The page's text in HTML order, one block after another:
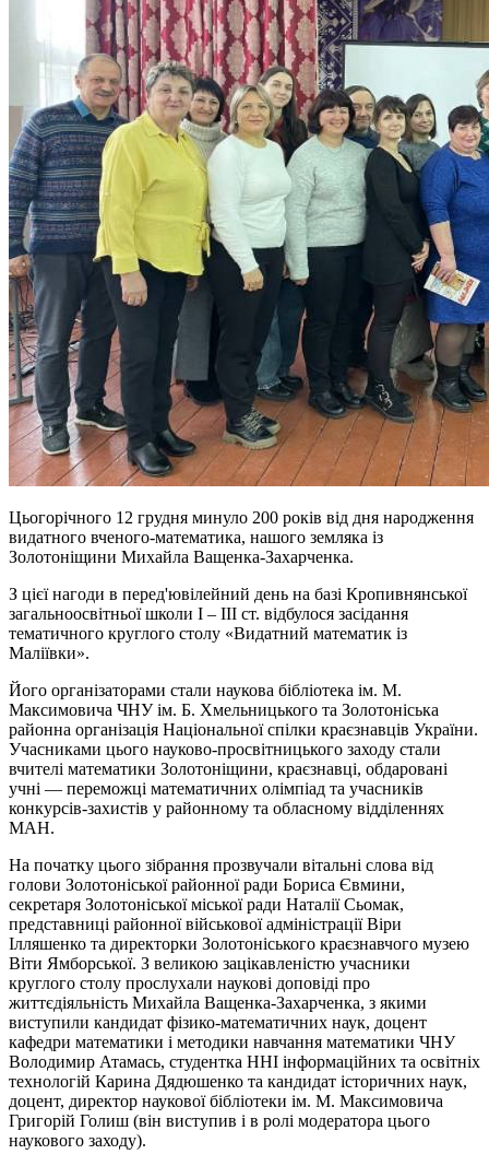
Цьогорічного 12 грудня минуло 200 років від дня народження
видатного вченого-математика, нашого земляка із
Золотоніщини Михайла Ващенка-Захарченка.
З цієї нагоди в перед'ювілейний день на базі Кропивнянської
загальноосвітньої школи І – III ст. відбулося засідання
тематичного круглого столу «Видатний математик із
Маліївки».
Його організаторами стали наукова бібліотека ім. М.
Максимовича ЧНУ ім. Б. Хмельницького та Золотоніська
районна організація Національної спілки краєзнавців України.
Учасниками цього науково-просвітницького заходу стали
вчителі математики Золотоніщини, краєзнавці, обдаровані
учні — переможці математичних олімпіад та учасників
конкурсів-захистів у районному та обласному відділеннях
МАН.
На початку цього зібрання прозвучали вітальні слова від
голови Золотоніської районної ради Бориса Євмини,
секретаря Золотоніської міської ради Наталії Сьомак,
представниці районної військової адміністрації Віри
Ілляшенко та директорки Золотоніського краєзнавчого музею
Віти Ямборської. З великою зацікавленістю учасники
круглого столу прослухали наукові доповіді про
життєдіяльність Михайла Ващенка-Захарченка, з якими
виступили кандидат фізико-математичних наук, доцент
кафедри математики і методики навчання математики ЧНУ
Володимир Атамась, студентка ННІ інформаційних та освітніх
технологій Карина Дядюшенко та кандидат історичних наук,
доцент, директор наукової бібліотеки ім. М. Максимовича
Григорій Голиш (він виступив і в ролі модератора цього
наукового заходу).